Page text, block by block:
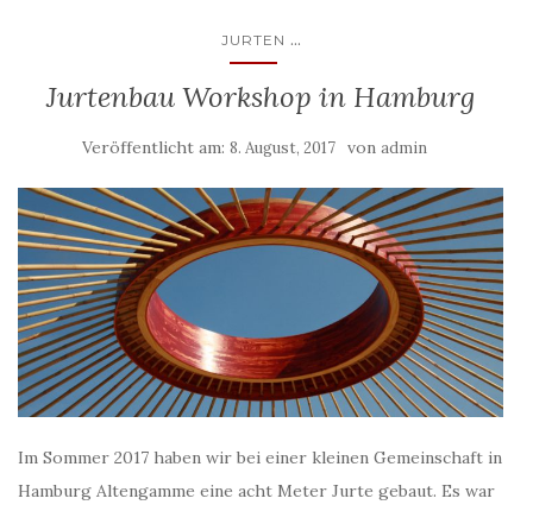
JURTEN ...
Jurtenbau Workshop in Hamburg
Veröffentlicht am: 8. August, 2017 von admin
Im Sommer 2017 haben wir bei einer kleinen Gemeinschaft in
Hamburg Altengamme eine acht Meter Jurte gebaut. Es war